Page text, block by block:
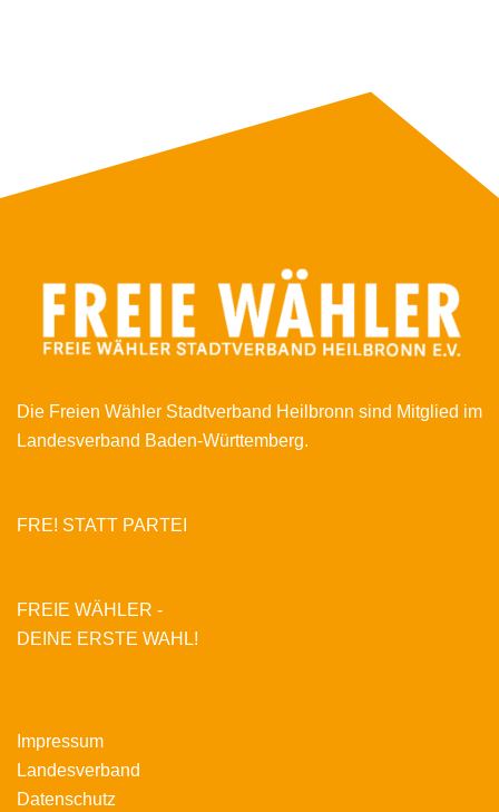
Die Freien Wähler Stadtverband Heilbronn sind Mitglied im
Landesverband Baden-Württemberg.
FRE! STATT PARTEI
FREIE WÄHLER -
DEINE ERSTE WAHL!
Impressum
Landesverband
Datenschutz